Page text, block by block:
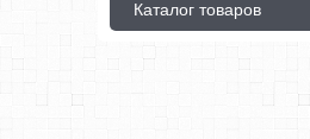
Каталог товаров